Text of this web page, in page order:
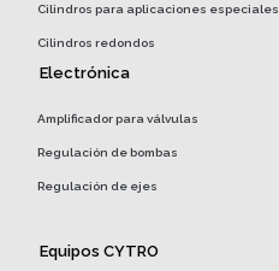
Cilindros para aplicaciones especiales
Cilindros redondos
Electrónica
Amplificador para válvulas
Regulación de bombas
Regulación de ejes
Equipos CYTRO